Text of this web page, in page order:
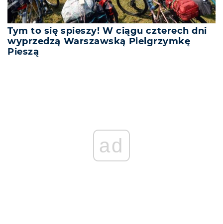
Tym to się spieszy! W ciągu czterech dni
wyprzedzą Warszawską Pielgrzymkę
Pieszą
ad